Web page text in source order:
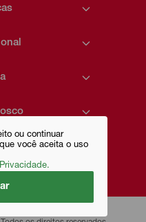
ou continuar
você aceita o uso